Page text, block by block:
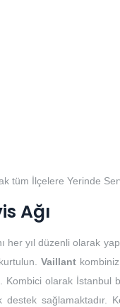
tüm İlçelere Yerinde
Ağı
her yıl düzenli olarak
Vaillant
Kombici olarak İstanbul
destek sağlamaktadır.